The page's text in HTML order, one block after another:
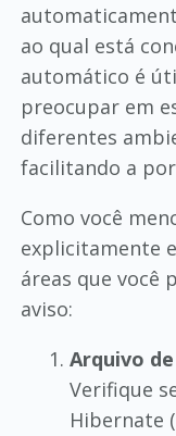
ao qual está
automático é
preocupar em
diferentes
facilitando a
Como você
explicitamente
áreas que você
aviso:
Arquivo
Verifique
Hibernate